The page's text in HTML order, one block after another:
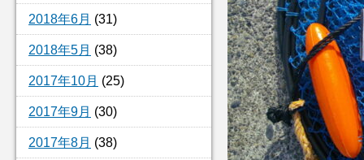
2018年6月 (31)
2018年5月 (38)
2017年10月 (25)
2017年9月 (30)
2017年8月 (38)